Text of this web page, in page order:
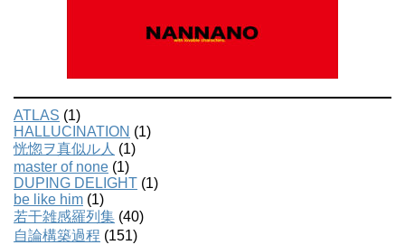
ATLAS (1)
HALLUCINATION (1)
恍惚ヲ真似ル人 (1)
master of none (1)
DUPING DELIGHT (1)
be like him (1)
若干雑感羅列集 (40)
自論構築過程 (151)